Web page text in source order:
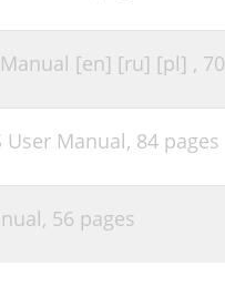
[en] [ru] [pl] ,
User Manual, 84 pages
56 pages